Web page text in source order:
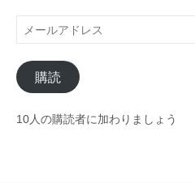
ー
ル
ア
ド
レ
購読
10人の購読者に加わりましょう